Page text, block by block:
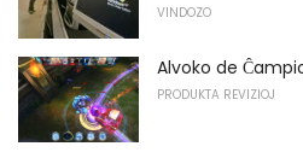
VINDOZO
Alvoko de
PRODUKTA REVIZIOJ